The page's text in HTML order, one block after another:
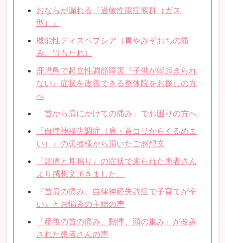
おならが漏れる『過敏性腸症候群（ガス
型）』
機能性ディスペプシア（胃やみぞおちの痛
み、胃もたれ）
鹿児島で起立性調節障害『子供が朝起きられ
ない』症状を改善できる整体院をお探しの方
へ
「首から肩にかけての痛み」でお困りの方へ
『自律神経失調症（肩・首コリからくるめま
い）』の患者様から頂いたご感想文
『頭痛と耳鳴り』の症状で来られた患者さん
より感想文頂きました。
『首肩の痛み、自律神経失調症で子育てが辛
い』とお悩みの主婦の声
『産後の首の痛み、動悸、頭の重み』が改善
された患者さんの声